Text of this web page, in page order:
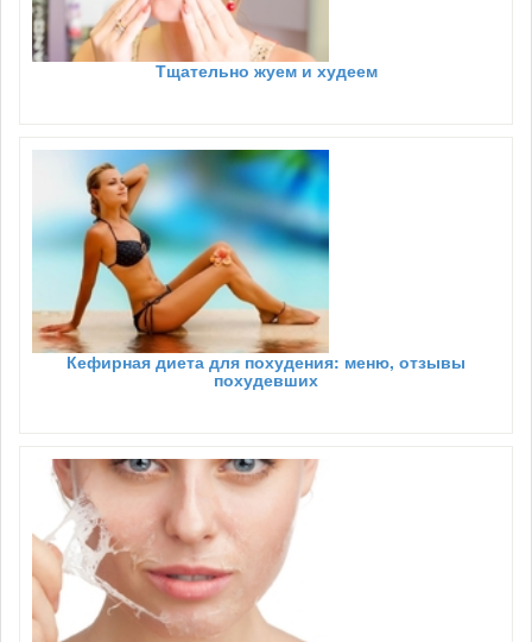
Тщательно жуем и худеем
Кефирная диета для похудения: меню, отзывы
похудевших